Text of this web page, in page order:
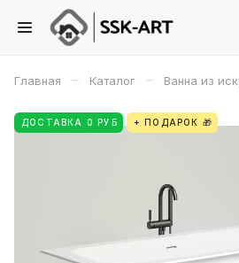
Главная – Каталог – Ванна из
ДОСТАВКА 0 РУБ + ПОДАРОК 🎁